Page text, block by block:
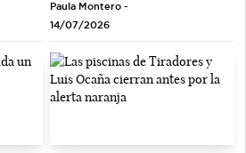
Paula Montero -
14/07/2026